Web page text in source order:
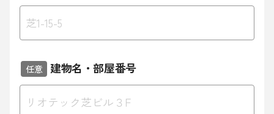
任意 建物名・部屋番号